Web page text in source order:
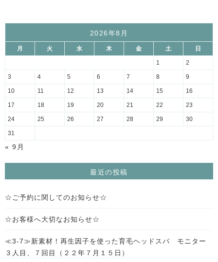
2026年8月
月 火 水 木 金 土 日
1 2
3 4 5 6 7 8 9
10 11 12 13 14 15 16
17 18 19 20 21 22 23
24 25 26 27 28 29 30
31
« 9月
最近の投稿
☆ご予約に関してのお知らせ☆
☆お客様へ大切なお知らせ☆
≪3-7≫新素材！再生因子を使った育毛ヘッドスパ モニター
３人目、７回目（２２年７月１５日）